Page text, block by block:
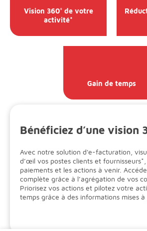
Vision 360° de votre
activité*
Gain de temps
Bénéficiez d’une vision
Avec notre solution d'e-facturation,
d’œil vos postes clients et fournisseurs*,
paiements et les actions à venir.
complète grâce à l’agrégation de vos
Priorisez vos actions et pilotez votre
temps grâce à des informations mises